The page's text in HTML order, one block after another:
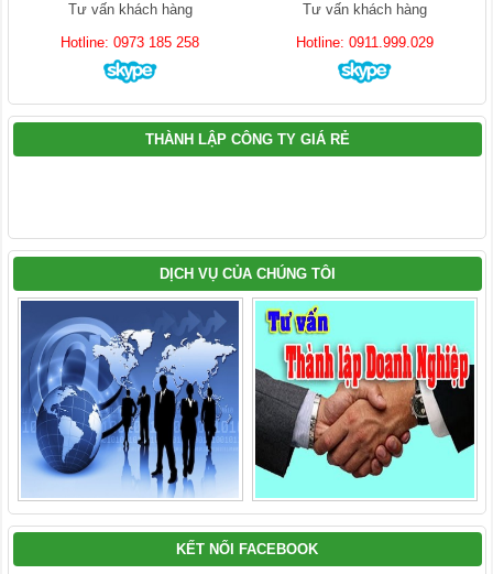
Tư vấn khách hàng
Hotline: 0973 185 258
Tư vấn khách hàng
Hotline: 0911.999.029
THÀNH LẬP CÔNG TY GIÁ RẺ
DỊCH VỤ CỦA CHÚNG TÔI
KẾT NỐI FACEBOOK